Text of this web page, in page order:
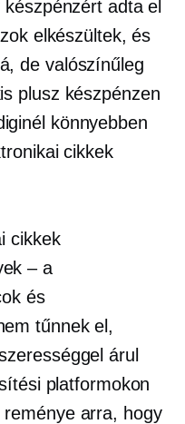
adta el
elkészültek, és
de valószínűleg
plusz készpénzen
könnyebben
cikkek
cikkek
– a
és
tűnnek el,
árul
platformokon
reménye arra, hogy